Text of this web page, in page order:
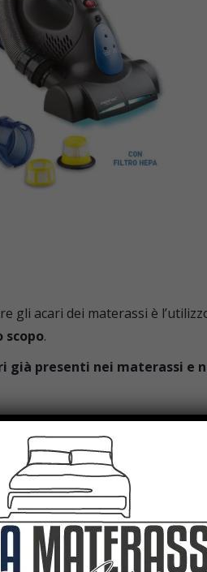
gli acari dei materassi è
.
già presenti nei materassi e
per i nuovi acquisti di
per animali e persone
suoni ad alta frequenza
progressiva scomparsa.